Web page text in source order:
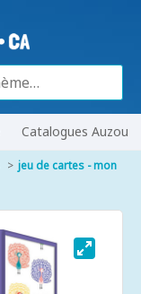
Catalogues Auzou
jeu de cartes - mon